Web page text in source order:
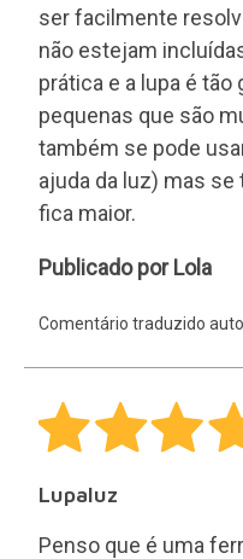
ser facilmente
não estejam
prática e a lupa é
pequenas que são
também se pode
ajuda da luz) mas se
fica maior.
Lola
Publicado por Lola
Comentário traduzido
Lupaluz
Penso que é uma